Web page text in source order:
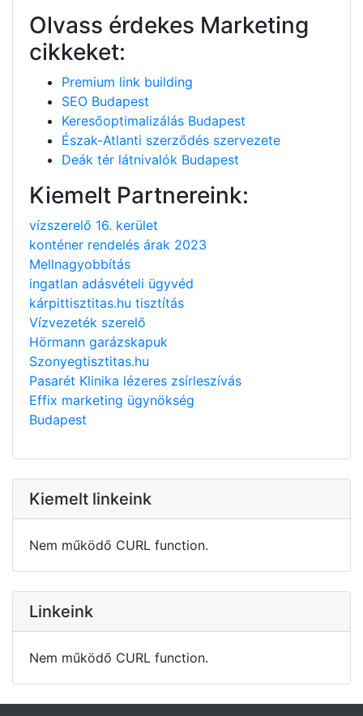
Olvass érdekes Marketing
cikkeket:
Premium link building
SEO Budapest
Keresőoptimalizálás Budapest
Észak-Atlanti szerződés szervezete
Deák tér látnivalók Budapest
Kiemelt Partnereink:
vízszerelő 16. kerület
konténer rendelés árak 2023
Mellnagyobbítás
ingatlan adásvételi ügyvéd
kárpittisztitas.hu tisztítás
Vízvezeték szerelő
Hörmann garázskapuk
Szonyegtisztitas.hu
Pasarét Klinika lézeres zsírleszívás
Effix marketing ügynökség
Budapest
Kiemelt linkeink
Nem működő CURL function.
Linkeink
Nem működő CURL function.